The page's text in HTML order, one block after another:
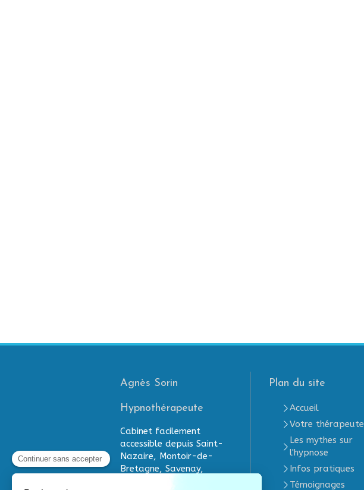
Agnès Sorin
Hypnothérapeute
Cabinet facilement
accessible depuis Saint-
Nazaire, Montoir-de-
Bretagne, Savenay,
Plan du site
Accueil
Votre thérapeute
Les mythes sur
l'hypnose
Infos pratiques
Témoignages